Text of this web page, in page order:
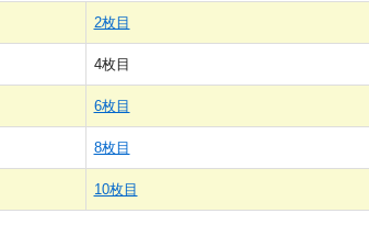
2枚目
4枚目
6枚目
8枚目
10枚目